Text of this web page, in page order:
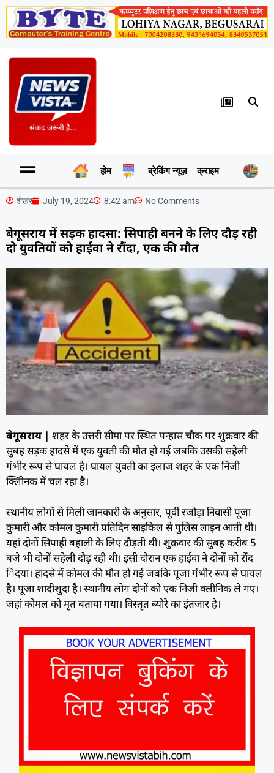
होम ब्रेकिंग न्यूज़ क्राइम
शेखर July 19, 2024 8:42 am No Comments
बेगूसराय में सड़क हादसा: सिपाही बनने के लिए दौड़ रही
दो युवतियों को हाईवा ने रौंदा, एक की मौत
बेगूसराय | शहर के उत्तरी सीमा पर स्थित पन्हास चौक पर शुक्रवार की
सुबह सड़क हादसे में एक युवती की मौत हो गई जबकि उसकी सहेली
गंभीर रूप से घायल है। घायल युवती का इलाज शहर के एक निजी
क्लीिनक में चल रहा है।
स्थानीय लोगों से मिली जानकारी के अनुसार, पूर्वी रजौड़ा निवासी पूजा
कुमारी और कोमल कुमारी प्रतिदिन साइकिल से पुलिस लाइन आती थी।
यहां दोनों सिपाही बहाली के लिए दौड़ती थी। शुक्रवार की सुबह करीब 5
बजे भी दोनों सहेली दौड़ रही थी। इसी दौरान एक हाईवा ने दोनों को रौंद
िदया। हादसे में काेमल की मौत हो गई जबकि पूजा गंभीर रूप से घायल
है। पूजा शादीशुदा है। स्थानीय लोग दोनों को एक निजी क्लीनिक ले गए।
जहां कोमल को मृत बताया गया। विस्तृत ब्याेरे का इंतजार है।